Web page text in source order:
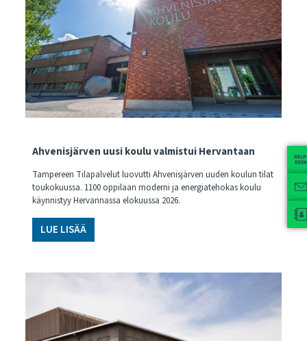
Ahvenisjärven uusi koulu valmistui Hervantaan
Tampereen Tilapalvelut luovutti Ahvenisjärven uuden koulun tilat
toukokuussa. 1100 oppilaan moderni ja energiatehokas koulu
käynnistyy Hervannassa elokuussa 2026.
LUE LISÄÄ